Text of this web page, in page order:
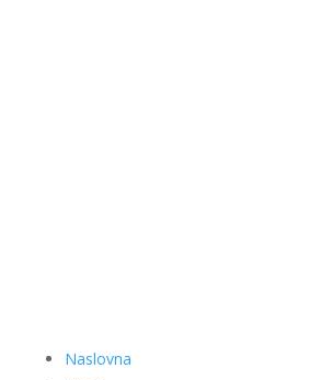
Naslovna